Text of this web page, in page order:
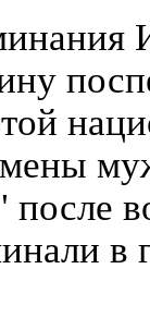
после
в